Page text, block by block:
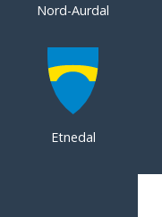
Nord-Aurdal
Etnedal